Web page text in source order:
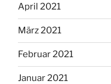
April 2021
März 2021
Februar 2021
Januar 2021